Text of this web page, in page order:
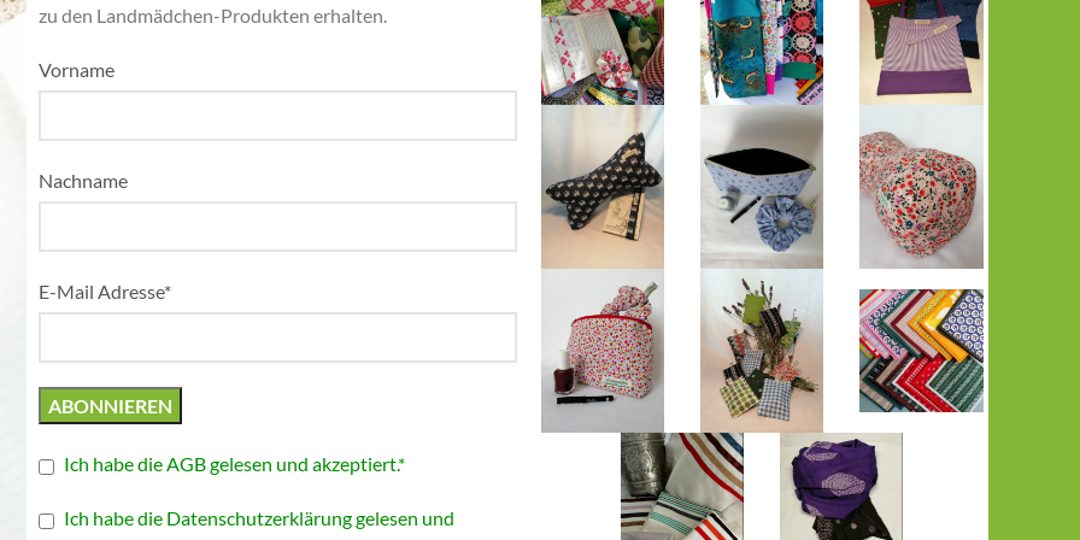
zu den Landmädchen-Produkten erhalten.
Vorname
Nachname
E-Mail Adresse*
Ich habe die AGB gelesen und akzeptiert.*
Ich habe die Datenschutzerklärung gelesen und